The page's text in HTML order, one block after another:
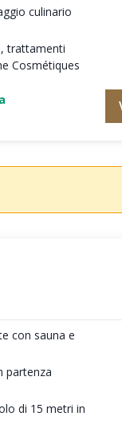
culinario
trattamenti
Cosmétiques
con sauna e
partenza
di 15 metri in